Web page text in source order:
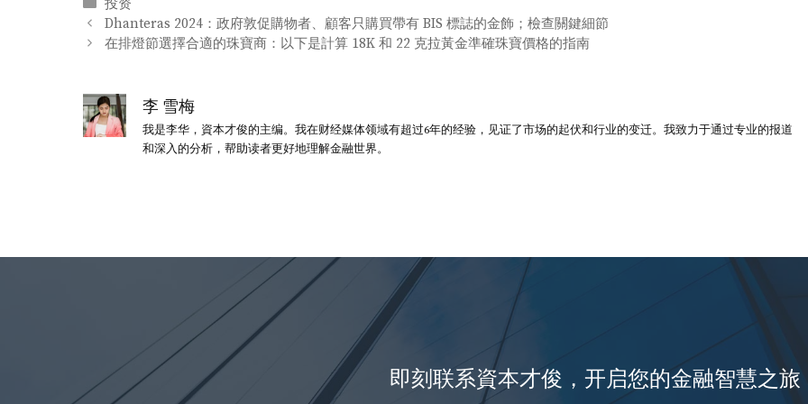
类
投资
Dhanteras 2024：政府敦促購物者、顧客只購買帶有 BIS 標誌的金飾；檢查關鍵細節
在排燈節選擇合適的珠寶商：以下是計算 18K 和 22 克拉黃金準確珠寶價格的指南
李 雪梅
我是李华，資本才俊的主编。我在财经媒体领域有超过6年的经验，见证了市场的起伏和行业的变迁。我致力于通过专业的报道
和深入的分析，帮助读者更好地理解金融世界。
即刻联系資本才俊，开启您的金融智慧之旅